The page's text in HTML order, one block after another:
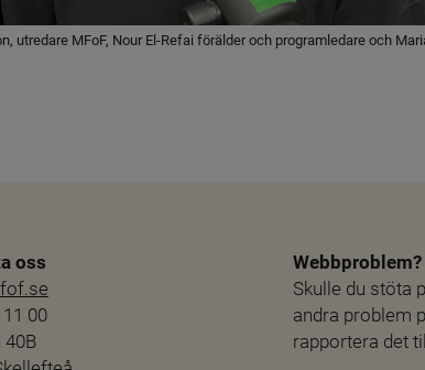
utredare MFoF, Nour El-Refai förälder och programledare och
oss
00
40B
Webbproblem?
Skulle du stöta
andra problem
rapportera det till